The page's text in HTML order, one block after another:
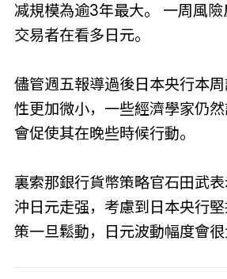
减規模為逾3年最大。 一周風
交易者在看多日元。
儘管週五報導過後日本央行本
性更加微小，一些經濟學家仍
會促使其在晚些時候行動。
裏索那銀行貨幣策略官石田武
沖日元走强，考慮到日本央行
策一旦鬆動，日元波動幅度會很